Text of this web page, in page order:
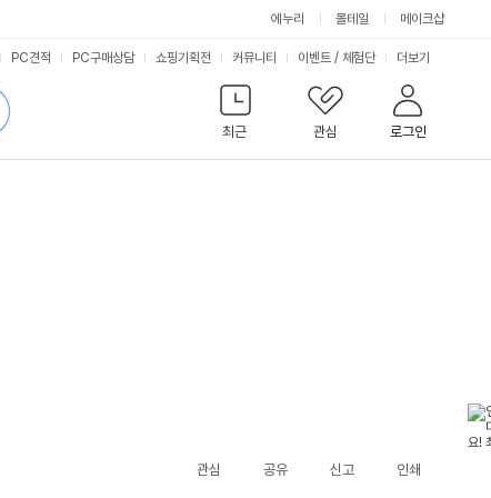
에누리 몰테일 메이크샵
최근
관심 로그인
PC견적 PC구매상담 쇼핑기획전 커뮤니티 이벤트 / 체험단 서
비
스
더보기
관심 공유 신고 인쇄